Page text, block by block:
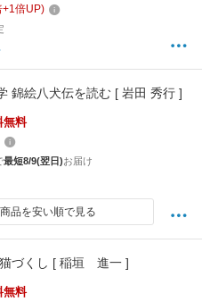
+1倍UP)
錦絵八犬伝を読む [ 岩田 秀行 ]
無料
最短8/9(翌日)お届け
品を安い順で見る
づくし [ 稲垣 進一 ]
無料